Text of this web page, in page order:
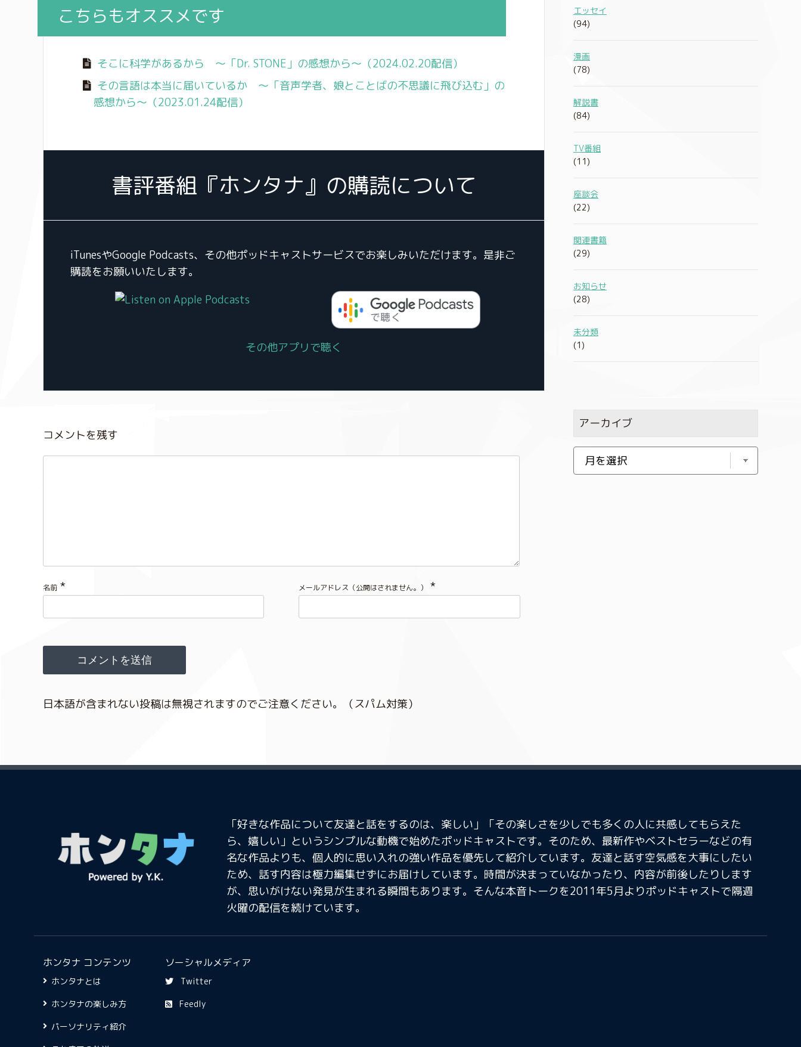
こちらもオススメです
そこに科学があるから 〜「Dr. STONE」の感想から〜（2024.02.20配信）
その言語は本当に届いているか 〜「音声学者、娘とことばの不思議に飛び込む」の
感想から〜（2023.01.24配信）
書評番組『ホンタナ』の購読について
iTunesやGoogle Podcasts、その他ポッドキャストサービスでお楽しみいただけます。是非ご
購読をお願いいたします。
その他アプリで聴く
コメントを残す
名前 * メールアドレス（公開はされません。） *
日本語が含まれない投稿は無視されますのでご注意ください。（スパム対策）
エッセイ
(94)
漫画
(78)
解説書
(84)
TV番組
(11)
座談会
(22)
関連書籍
(29)
お知らせ
(28)
未分類
(1)
アーカイブ
「好きな作品について友達と話をするのは、楽しい」「その楽しさを少しでも多くの人に共感してもらえた
ら、嬉しい」というシンプルな動機で始めたポッドキャストです。そのため、最新作やベストセラーなどの有
名な作品よりも、個人的に思い入れの強い作品を優先して紹介しています。友達と話す空気感を大事にしたい
ため、話す内容は極力編集せずにお届けしています。時間が決まっていなかったり、内容が前後したりします
が、思いがけない発見が生まれる瞬間もあります。そんな本音トークを2011年5月よりポッドキャストで隔週
火曜の配信を続けています。
ホンタナ コンテンツ
ホンタナとは
ホンタナの楽しみ方
パーソナリティ紹介
ソーシャルメディア
Twitter
Feedly